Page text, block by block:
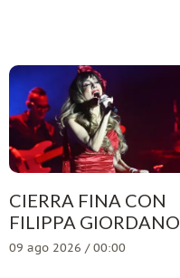
CIERRA FINA CON
FILIPPA GIORDANO
09 ago 2026 / 00:00